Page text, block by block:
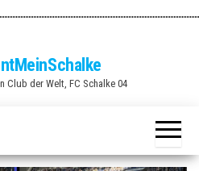
Club der Welt, FC Schalke 04